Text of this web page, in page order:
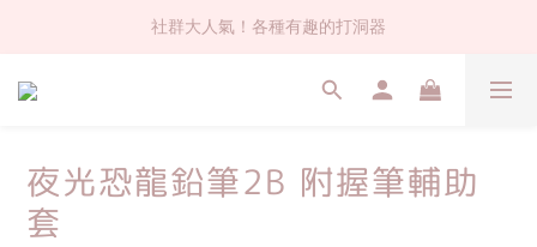
社群大人氣！各種有趣的打洞器
社群大人氣！各種有趣的打洞器
超值$59人氣日本製貼紙！還不買爆
社群大人氣！各種有趣的打洞器
夜光恐龍鉛筆2B 附握筆輔助
套